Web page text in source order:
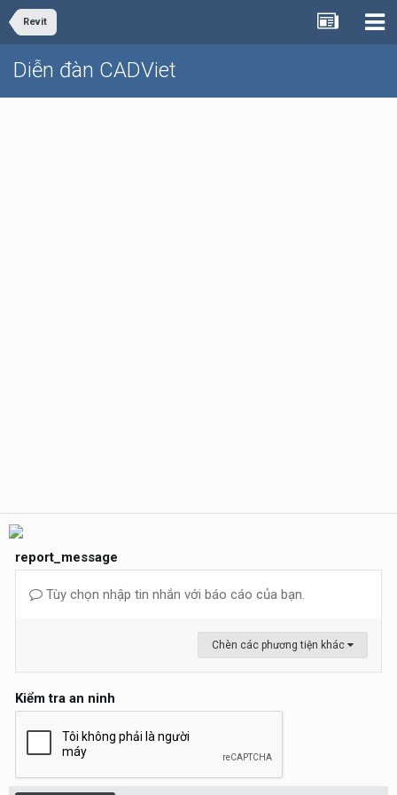
Revit
Diễn đàn CADViet
report_message
Tùy chọn nhập tin nhắn với báo cáo của bạn.
Chèn các phương tiện khác
Kiểm tra an ninh